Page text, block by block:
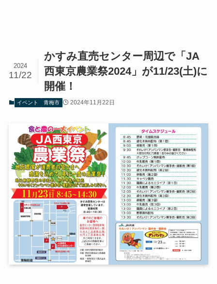
かすみ直売センター周辺で「JA
西東京農業祭2024」が11/23(土)に
開催！
2024
11/22
イベント 青梅市 2024年11月22日